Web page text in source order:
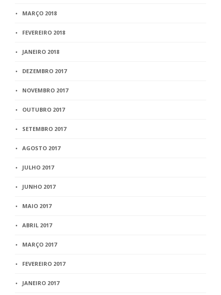
MARÇO 2018
FEVEREIRO 2018
JANEIRO 2018
DEZEMBRO 2017
NOVEMBRO 2017
OUTUBRO 2017
SETEMBRO 2017
AGOSTO 2017
JULHO 2017
JUNHO 2017
MAIO 2017
ABRIL 2017
MARÇO 2017
FEVEREIRO 2017
JANEIRO 2017